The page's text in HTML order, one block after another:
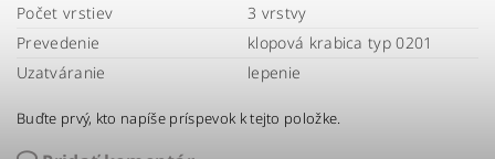
Počet vrstiev
3 vrstvy
Prevedenie
klopová krabica typ 0201
Uzatváranie
lepenie
Buďte prvý, kto napíše príspevok k tejto položke.